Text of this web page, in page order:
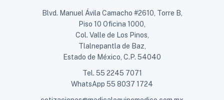
Blvd. Manuel Ávila Camacho #2610, Torre B,
Piso 10 Oficina 1000,
Col. Valle de Los Pinos,
Tlalnepantla de Baz,
Estado de México, C.P. 54040
Tel. 55 2245 7071
WhatsApp 55 8037 1724